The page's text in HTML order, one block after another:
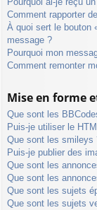
Comment rapporter
À quoi sert le bouton
message ?
Pourquoi mon
Comment remonter
Mise en forme
Que sont les
Puis-je utiliser le
Que sont les smileys
Puis-je publier des
Que sont les
Que sont les
Que sont les sujets
Que sont les sujets